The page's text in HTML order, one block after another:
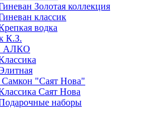
Золотая коллекция
классик
водка
К.З.
АЛКО
Самкон "Саят Нова"
Саят Нова
наборы